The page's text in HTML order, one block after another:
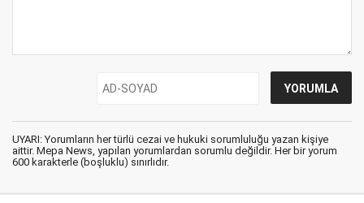
UYARI: Yorumların her türlü cezai ve hukuki sorumluluğu yazan kişiye
aittir. Mepa News, yapılan yorumlardan sorumlu değildir. Her bir yorum
600 karakterle (boşluklu) sınırlıdır.